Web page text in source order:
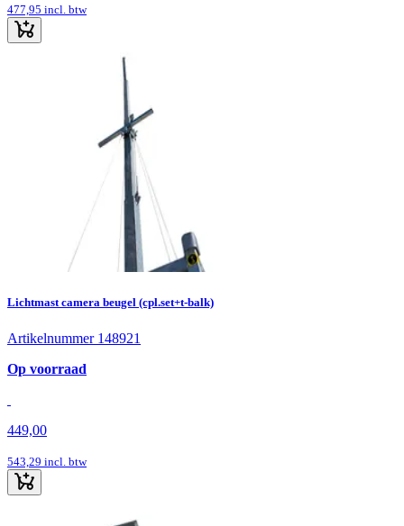
477,95 incl. btw
Lichtmast camera beugel (cpl.set+t-balk)
Artikelnummer 148921
Op voorraad
449,00
543,29 incl. btw